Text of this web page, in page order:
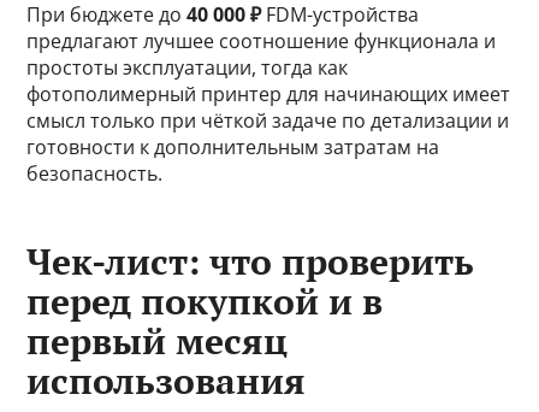
При бюджете до40 000 ₽FDM-устройства
предлагают лучшее соотношение функционала и
простоты эксплуатации, тогда как
фотополимерный принтер для начинающих имеет
смысл только при чёткой задаче по детализации и
готовности к дополнительным затратам на
безопасность.
Чек-лист: что проверить
перед покупкой и в
первый месяц
использования